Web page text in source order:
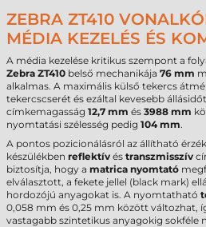
ZEBRA ZT410
MÉDIA KEZELÉS ÉS
A média kezelése kritikus szempont a
Zebra ZT410 belső mechanikája 76 mm
alkalmas. A maximális külső tekercs
tekercscserét és ezáltal kevesebb
címkemagasság 12,7 mm és 3988 mm
nyomtatási szélesség pedig 104 mm.
A pontos pozicionálásról az állítható
készülékben reflektív és transzmisszív
biztosítja, hogy a matrica nyomtató
elválasztott, a fekete jellel (black mark)
hordozójú anyagokat is. A nyomtatható
0,058 mm és 0,25 mm között változhat,
vastagabb szintetikus anyagokig sokféle